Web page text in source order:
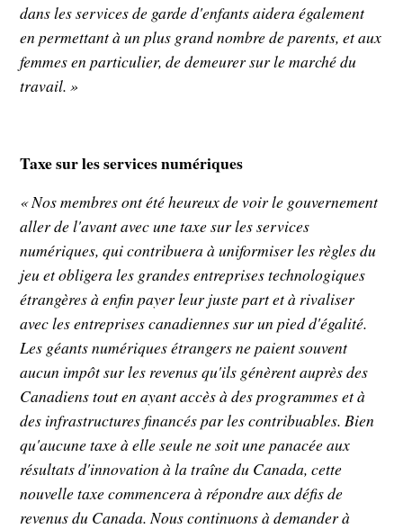
dans les services de garde d'enfants aidera également
en permettant à un plus grand nombre de parents, et aux
femmes en particulier, de demeurer sur le marché du
travail. »
Taxe sur les services numériques
« Nos membres ont été heureux de voir le gouvernement
aller de l'avant avec une taxe sur les services
numériques, qui contribuera à uniformiser les règles du
jeu et obligera les grandes entreprises technologiques
étrangères à enfin payer leur juste part et à rivaliser
avec les entreprises canadiennes sur un pied d'égalité.
Les géants numériques étrangers ne paient souvent
aucun impôt sur les revenus qu'ils génèrent auprès des
Canadiens tout en ayant accès à des programmes et à
des infrastructures financés par les contribuables. Bien
qu'aucune taxe à elle seule ne soit une panacée aux
résultats d'innovation à la traîne du Canada, cette
nouvelle taxe commencera à répondre aux défis de
revenus du Canada. Nous continuons à demander à